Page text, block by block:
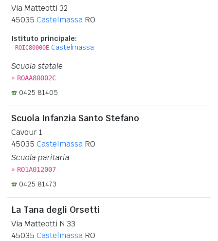
Via Matteotti 32
45035 Castelmassa RO
Istituto principale:
ROIC80000E Castelmassa
Scuola statale
» ROAA80002C
0425 81405
Scuola Infanzia Santo Stefano
Cavour 1
45035 Castelmassa RO
Scuola paritaria
» RO1A012007
0425 81473
La Tana degli Orsetti
Via Matteotti N 33
45035 Castelmassa RO